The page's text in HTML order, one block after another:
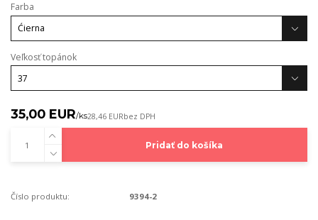
Farba
Veľkosť topánok
35,00 EUR/ks28,46 EURbez DPH
Pridať do košíka
Číslo produktu: 9394-2